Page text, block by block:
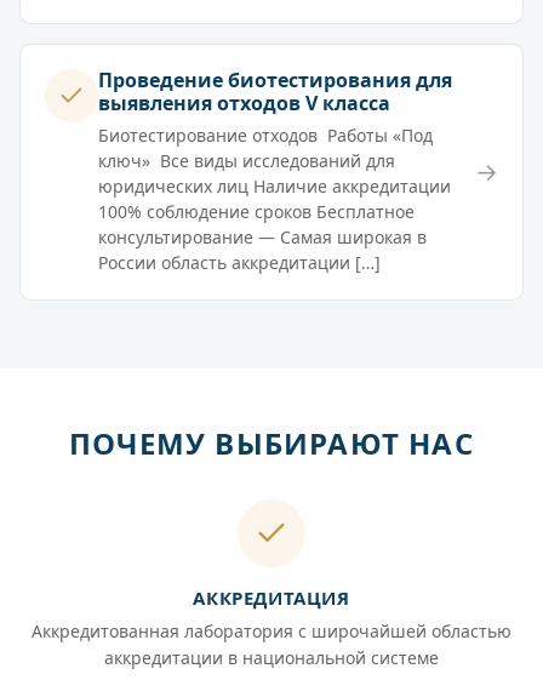
Проведение биотестирования для
выявления отходов V класса
Биотестирование отходов Работы «Под
ключ» Все виды исследований для
юридических лиц Наличие аккредитации
100% соблюдение сроков Бесплатное
консультирование — Самая широкая в
России область аккредитации […]
→
ПОЧЕМУ ВЫБИРАЮТ НАС
АККРЕДИТАЦИЯ
Аккредитованная лаборатория с широчайшей областью
аккредитации в национальной системе